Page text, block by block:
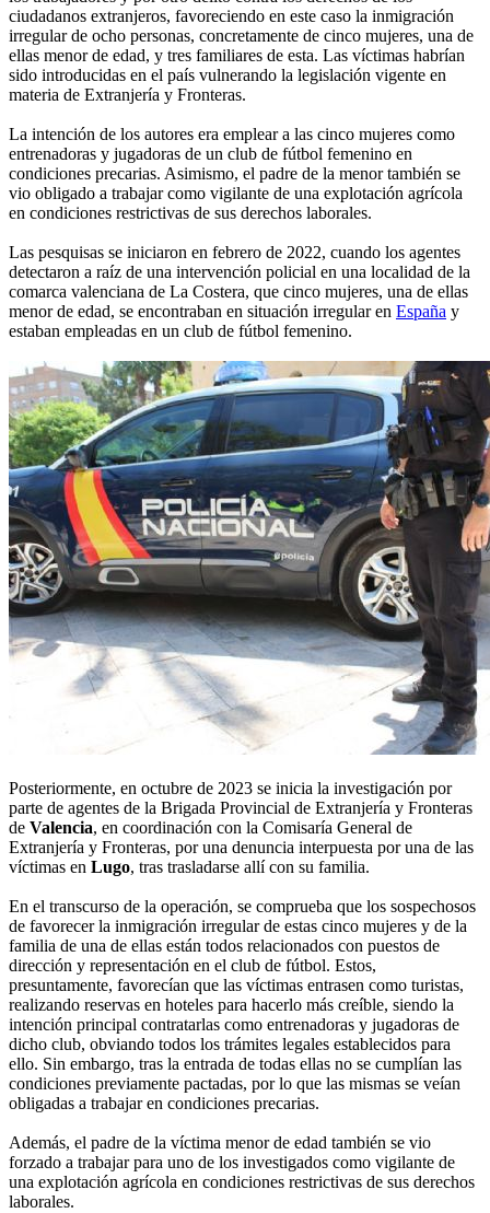
ciudadanos extranjeros, favoreciendo en este caso la inmigración
irregular de ocho personas, concretamente de cinco mujeres, una de
ellas menor de edad, y tres familiares de esta. Las víctimas habrían
sido introducidas en el país vulnerando la legislación vigente en
materia de Extranjería y Fronteras.
La intención de los autores era emplear a las cinco mujeres como
entrenadoras y jugadoras de un club de fútbol femenino en
condiciones precarias. Asimismo, el padre de la menor también se
vio obligado a trabajar como vigilante de una explotación agrícola
en condiciones restrictivas de sus derechos laborales.
Las pesquisas se iniciaron en febrero de 2022, cuando los agentes
detectaron a raíz de una intervención policial en una localidad de la
comarca valenciana de La Costera, que cinco mujeres, una de ellas
menor de edad, se encontraban en situación irregular en España y
estaban empleadas en un club de fútbol femenino.
Posteriormente, en octubre de 2023 se inicia la investigación por
parte de agentes de la Brigada Provincial de Extranjería y Fronteras
de Valencia, en coordinación con la Comisaría General de
Extranjería y Fronteras, por una denuncia interpuesta por una de las
víctimas en Lugo, tras trasladarse allí con su familia.
En el transcurso de la operación, se comprueba que los sospechosos
de favorecer la inmigración irregular de estas cinco mujeres y de la
familia de una de ellas están todos relacionados con puestos de
dirección y representación en el club de fútbol. Estos,
presuntamente, favorecían que las víctimas entrasen como turistas,
realizando reservas en hoteles para hacerlo más creíble, siendo la
intención principal contratarlas como entrenadoras y jugadoras de
dicho club, obviando todos los trámites legales establecidos para
ello. Sin embargo, tras la entrada de todas ellas no se cumplían las
condiciones previamente pactadas, por lo que las mismas se veían
obligadas a trabajar en condiciones precarias.
Además, el padre de la víctima menor de edad también se vio
forzado a trabajar para uno de los investigados como vigilante de
una explotación agrícola en condiciones restrictivas de sus derechos
laborales.